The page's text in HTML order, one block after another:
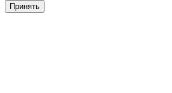
Принять